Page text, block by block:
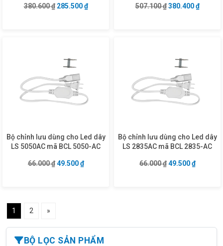
BỘ LỌC SẢN PHẨM
380.600₫ Giá gốc là: 380.600 ₫.
285.500₫Giá hiện tại là: 285.500 ₫.
507.100₫ Giá gốc là:
380.400₫Giá
Bộ chỉnh lưu dùng cho Led dây
LS 5050AC mã BCL 5050-AC
66.000₫ Giá gốc là: 66.000 ₫.
49.500₫Giá hiện tại là: 49.500 ₫.
Bộ chỉnh lưu dùng cho Led dây
LS 2835AC mã BCL 2835-AC
66.000₫ Giá gốc là:
49.500₫Giá hiện
1 2 »